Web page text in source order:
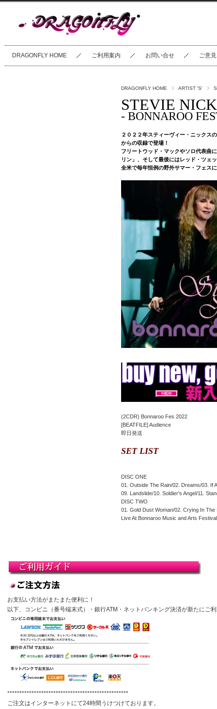
DRAGONFLY HOME ご利用案内 お問い合せ ご意見
DRAGONFLY HOME ARTIST 'S'
STEVIE
- BONNAROO
２０２２年スティーヴィー・ニックス
からの収録で登場！
フリートウッド・マックやソロ代表曲
リン」、そして最後にはレッド・ツェ
全米で毎年恒例の野外サマー・フェス
(2CDR) Bonnaroo Fes 2022
[BEATFILE] Audience
即日発送
SET LIST
DISC ONE
01. Outside The Rain/02. Dreams/03. If
09. Landslide/10. Soldier's Angel/11.
DISC TWO
01. Gold Dust Woman/02. Crying In
Live At Bonnaroo Music and Arts
お支払い方法がまたまた便利に！
以下、コンビニ（番号端末式）・銀行ATM・ネットバンキング決済が新たにご
**************************************************
ご注文はインターネットにて24時間うけつけております。